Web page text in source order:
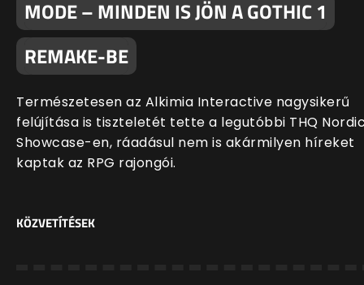
MODE – MINDEN IS JÖN A GOTHIC 1
REMAKE-BE
Természetesen az Alkimia Interactive nagysikerű
felújítása is tiszteletét tette a legutóbbi THQ
Showcase-en, ráadásul nem is akármilyen híreket
kaptak az RPG rajongói.
KÖZVETÍTÉSEK